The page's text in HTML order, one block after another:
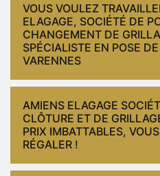
VOUS VOULEZ
ELAGAGE, SOCIÉTÉ DE
CHANGEMENT DE
SPÉCIALISTE EN POSE
VARENNES
AMIENS ELAGAGE
CLÔTURE ET DE
PRIX IMBATTABLES,
RÉGALER !